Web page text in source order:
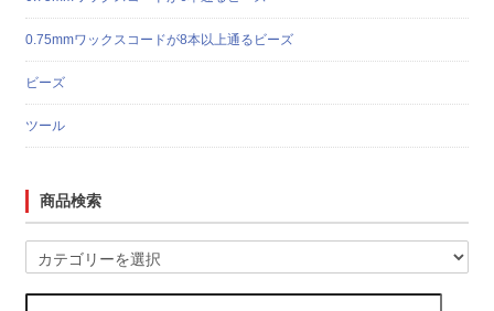
0.75mmワックスコードが8本以上通るビーズ
ビーズ
ツール
商品検索